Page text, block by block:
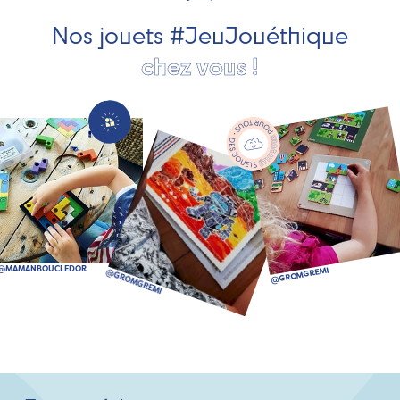
Nos jouets #JeuJouéthique
chez vous !